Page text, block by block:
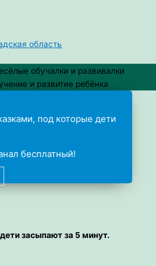
область
обучалки и развивалки
и развитие ребёнка
под которые дети
бесплатный!
засыпают за 5 минут.